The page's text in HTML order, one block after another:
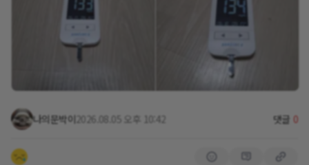
나의문박이2026.08.05 오후 10:42 댓글 0